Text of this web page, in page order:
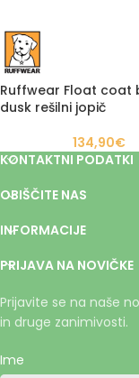
Ruffwear Float coat
dusk rešilni jopič
134,90€
KONTAKTNI PODATKI
OBIŠČITE NAS
INFORMACIJE
PRIJAVA NA NOVIČKE
Prijavite se na naše
in druge zanimivosti.
Ime